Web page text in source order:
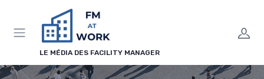
LE MÉDIA DES FACILITY MANAGER
Panneau de gestion des cookies